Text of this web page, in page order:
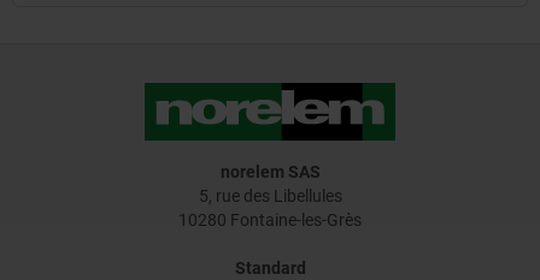
norelem SAS
5, rue des Libellules
10280 Fontaine-les-Grès
Standard